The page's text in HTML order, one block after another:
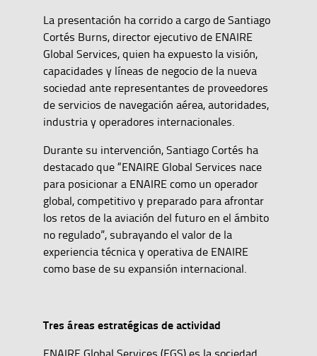
La presentación ha corrido a cargo de Santiago
Cortés Burns, director ejecutivo de ENAIRE
Global Services, quien ha expuesto la visión,
capacidades y líneas de negocio de la nueva
sociedad ante representantes de proveedores
de servicios de navegación aérea, autoridades,
industria y operadores internacionales.
Durante su intervención, Santiago Cortés ha
destacado que “ENAIRE Global Services nace
para posicionar a ENAIRE como un operador
global, competitivo y preparado para afrontar
los retos de la aviación del futuro en el ámbito
no regulado”, subrayando el valor de la
experiencia técnica y operativa de ENAIRE
como base de su expansión internacional.
Tres áreas estratégicas de actividad